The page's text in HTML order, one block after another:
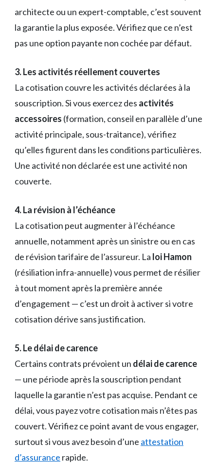
architecte ou un expert-comptable, c’est souvent
la garantie la plus exposée. Vérifiez que ce n’est
pas une option payante non cochée par défaut.
3. Les activités réellement couvertes
La cotisation couvre les activités déclarées à la
souscription. Si vous exercez des activités
accessoires (formation, conseil en parallèle d’une
activité principale, sous-traitance), vérifiez
qu’elles figurent dans les conditions particulières.
Une activité non déclarée est une activité non
couverte.
4. La révision à l’échéance
La cotisation peut augmenter à l’échéance
annuelle, notamment après un sinistre ou en cas
de révision tarifaire de l’assureur. La loi Hamon
(résiliation infra-annuelle) vous permet de résilier
à tout moment après la première année
d’engagement — c’est un droit à activer si votre
cotisation dérive sans justification.
5. Le délai de carence
Certains contrats prévoient un délai de carence
— une période après la souscription pendant
laquelle la garantie n’est pas acquise. Pendant ce
délai, vous payez votre cotisation mais n’êtes pas
couvert. Vérifiez ce point avant de vous engager,
surtout si vous avez besoin d’une attestation
d’assurance rapide.